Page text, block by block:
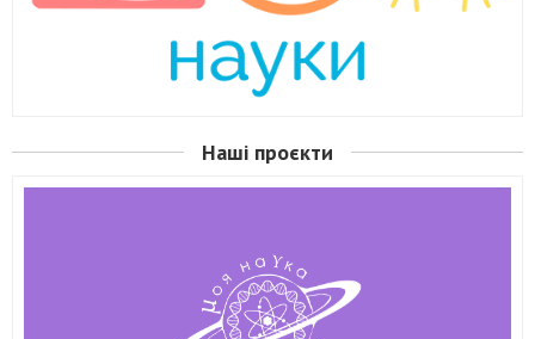
Наші проєкти